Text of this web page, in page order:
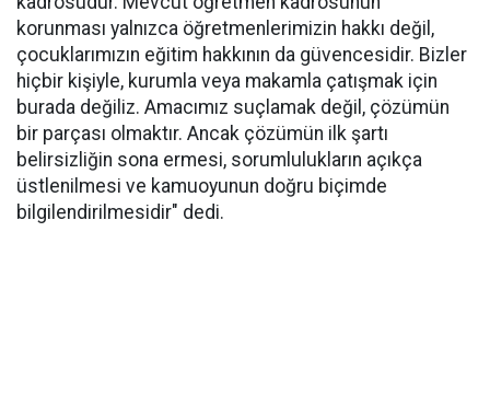
korunması yalnızca öğretmenlerimizin hakkı değil,
çocuklarımızın eğitim hakkının da güvencesidir. Bizler
hiçbir kişiyle, kurumla veya makamla çatışmak için
burada değiliz. Amacımız suçlamak değil, çözümün
bir parçası olmaktır. Ancak çözümün ilk şartı
belirsizliğin sona ermesi, sorumlulukların açıkça
üstlenilmesi ve kamuoyunun doğru biçimde
bilgilendirilmesidir" dedi.